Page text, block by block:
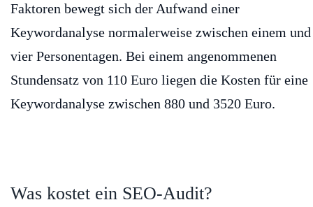
Faktoren bewegt sich der Aufwand einer
Keywordanalyse normalerweise zwischen einem und
vier Personentagen. Bei einem angenommenen
Stundensatz von 110 Euro liegen die Kosten für eine
Keywordanalyse zwischen 880 und 3520 Euro.
Was kostet ein SEO-Audit?